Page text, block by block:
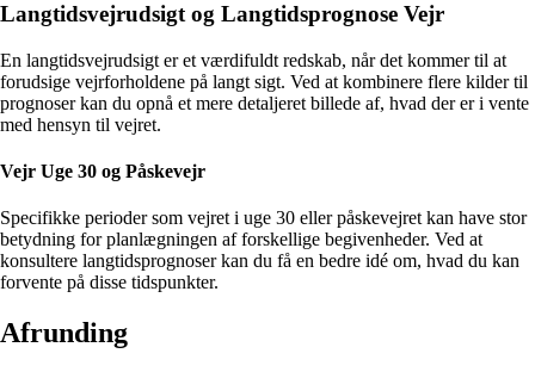
Langtidsvejrudsigt og Langtidsprognose Vejr
En langtidsvejrudsigt er et værdifuldt redskab, når det kommer til at
forudsige vejrforholdene på langt sigt. Ved at kombinere flere kilder til
prognoser kan du opnå et mere detaljeret billede af, hvad der er i vente
med hensyn til vejret.
Vejr Uge 30 og Påskevejr
Specifikke perioder som vejret i uge 30 eller påskevejret kan have stor
betydning for planlægningen af forskellige begivenheder. Ved at
konsultere langtidsprognoser kan du få en bedre idé om, hvad du kan
forvente på disse tidspunkter.
Afrunding